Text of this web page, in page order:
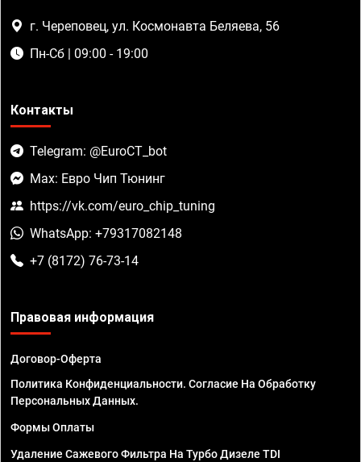
г. Череповец, ул. Космонавта Беляева, 56
Пн-Сб | 09:00 - 19:00
Контакты
Telegram: @EuroCT_bot
Max: Евро Чип Тюнинг
https://vk.com/euro_chip_tuning
WhatsApp: +79317082148
+7 (8172) 76-73-14
Правовая информация
Договор-Оферта
Политика Конфиденциальности. Согласие На Обработку
Персональных Данных.
Формы Оплаты
Удаление Сажевого Фильтра На Турбо Дизеле TDI